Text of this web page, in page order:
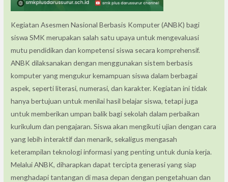
Kegiatan Asesmen Nasional Berbasis Komputer (ANBK) bagi
siswa SMK merupakan salah satu upaya untuk mengevaluasi
mutu pendidikan dan kompetensi siswa secara komprehensif.
ANBK dilaksanakan dengan menggunakan sistem berbasis
komputer yang mengukur kemampuan siswa dalam berbagai
aspek, seperti literasi, numerasi, dan karakter. Kegiatan ini tidak
hanya bertujuan untuk menilai hasil belajar siswa, tetapi juga
untuk memberikan umpan balik bagi sekolah dalam perbaikan
kurikulum dan pengajaran. Siswa akan mengikuti ujian dengan cara
yang lebih interaktif dan menarik, sekaligus mengasah
keterampilan teknologi informasi yang penting untuk dunia kerja.
Melalui ANBK, diharapkan dapat tercipta generasi yang siap
menghadapi tantangan di masa depan dengan pengetahuan dan